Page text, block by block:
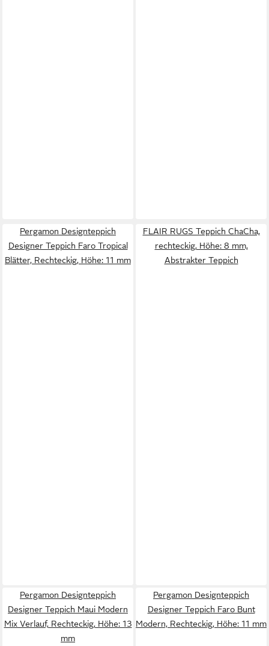
Pergamon Designteppich
Designer Teppich Faro Tropical
Blätter, Rechteckig, Höhe: 11 mm
FLAIR RUGS Teppich ChaCha,
rechteckig, Höhe: 8 mm,
Abstrakter Teppich
Pergamon Designteppich
Designer Teppich Maui Modern
Mix Verlauf, Rechteckig, Höhe: 13
mm
Pergamon Designteppich
Designer Teppich Faro Bunt
Modern, Rechteckig, Höhe: 11 mm